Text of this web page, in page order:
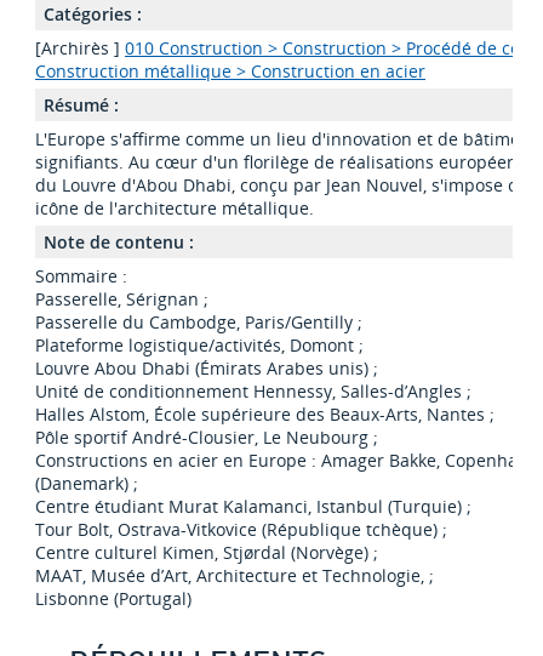
Catégories :
[Archirès ] 010 Construction > Construction > Procédé de
Construction métallique > Construction en acier
Résumé :
L'Europe s'affirme comme un lieu d'innovation et de
signifiants. Au cœur d'un florilège de réalisations
du Louvre d'Abou Dhabi, conçu par Jean Nouvel, s'impose
icône de l'architecture métallique.
Note de contenu :
Sommaire :
Passerelle, Sérignan ;
Passerelle du Cambodge, Paris/Gentilly ;
Plateforme logistique/activités, Domont ;
Louvre Abou Dhabi (Émirats Arabes unis) ;
Unité de conditionnement Hennessy, Salles-d’Angles ;
Halles Alstom, École supérieure des Beaux-Arts, Nantes ;
Pôle sportif André-Clousier, Le Neubourg ;
Constructions en acier en Europe : Amager Bakke,
(Danemark) ;
Centre étudiant Murat Kalamanci, Istanbul (Turquie) ;
Tour Bolt, Ostrava-Vitkovice (République tchèque) ;
Centre culturel Kimen, Stjørdal (Norvège) ;
MAAT, Musée d’Art, Architecture et Technologie, ;
Lisbonne (Portugal)